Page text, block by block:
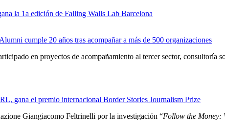
la 1a edición de Falling Walls Lab Barcelona
cumple 20 años tras acompañar a más de 500 organizaciones
en proyectos de acompañamiento al tercer sector,
gana el premio internacional Border Stories Journalism Prize
Giangiacomo Feltrinelli por la investigación “Follow the Money: